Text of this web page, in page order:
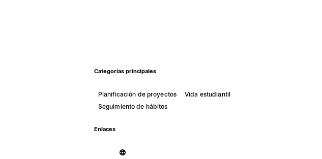
Categorías principales
Planificación de proyectos
Vida estudiantil
Seguimiento de hábitos
Enlaces